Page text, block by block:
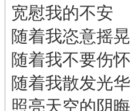
宽慰我的不安
随着我恣意摇晃
随着我不要伤怀
随着我散发光华
照亮天空的阴晦